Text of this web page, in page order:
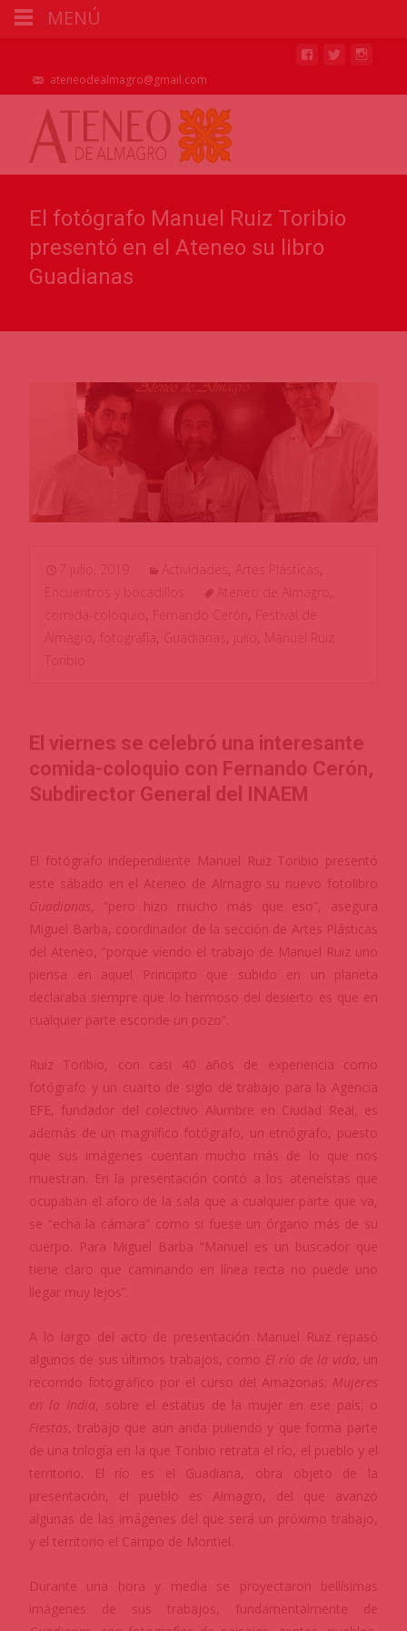
ateneodealmagro@gmail.com
El fotógrafo Manuel Ruiz Toribio
presentó en el Ateneo su libro
Guadianas
7 julio, 2019 Actividades , Artes Plásticas ,
Encuentros y bocadillos
Ateneo de Almagro ,
comida-coloquio , Fernando Cerón , Festival de
Almagro , fotografía, Guadianas , julio , Manuel Ruiz
Toribio
El viernes se celebró una interesante
comida-coloquio con Fernando Cerón,
Subdirector General del INAEM
El fotógrafo independiente Manuel Ruiz Toribio presentó
este sábado en el Ateneo de Almagro su nuevo fotolibro
Guadianas, “pero hizo mucho más que eso”, asegura
Miguel Barba, coordinador de la sección de Artes Plásticas
del Ateneo, “porque viendo el trabajo de Manuel Ruiz uno
piensa en aquel Principito que subido en un planeta
declaraba siempre que lo hermoso del desierto es que en
cualquier parte esconde un pozo”.
Ruiz Toribio, con casi 40 años de experiencia como
fotógrafo y un cuarto de siglo de trabajo para la Agencia
EFE, fundador del colectivo Alumbre en Ciudad Real, es
además de un magnífico fotógrafo, un etnógrafo, puesto
que sus imágenes cuentan mucho más de lo que nos
muestran. En la presentación contó a los ateneístas que
ocupaban el aforo de la sala que a cualquier parte que va,
se “echa la cámara” como si fuese un órgano más de su
cuerpo. Para Miguel Barba “Manuel es un buscador que
tiene claro que caminando en línea recta no puede uno
llegar muy lejos”.
A lo largo del acto de presentación Manuel Ruiz repasó
algunos de sus últimos trabajos, como El río de la vida, un
recorrido fotográfico por el curso del Amazonas; Mujeres
en la India, sobre el estatus de la mujer en ese país; o
Fiestas, trabajo que aún anda puliendo y que forma parte
de una trilogía en la que Toribio retrata el río, el pueblo y el
territorio. El río es el Guadiana, obra objeto de la
presentación, el pueblo es Almagro, del que avanzó
algunas de las imágenes del que será un próximo trabajo,
y el territorio el Campo de Montiel.
Durante una hora y media se proyectaron bellísimas
imágenes de sus trabajos, fundamentalmente de
MENÚ